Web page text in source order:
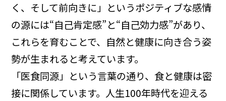
く、そして前向きに」というポジティブな感情
の源には“自己肯定感”と“自己効力感”があり、
これらを育むことで、自然と健康に向き合う姿
勢が生まれると考えています。
「医食同源」という言葉の通り、食と健康は密
接に関係しています。人生100年時代を迎える